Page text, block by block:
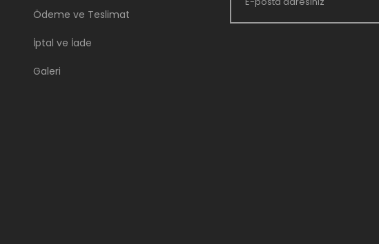
Ödeme ve Teslimat
İptal ve İade
Galeri